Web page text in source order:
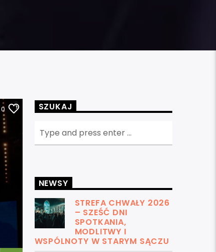
0 SZUKAJ
NEWSY
STREFA CHWAŁY 2026
– SZEŚĆ DNI
SPOTKANIA,
MODLITWY I
WSPÓLNOTY W STARYM SĄCZU